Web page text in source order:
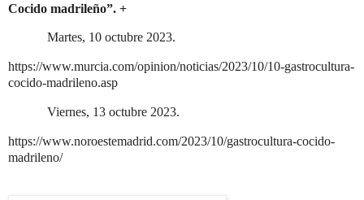
Cocido madrileño”. +
Martes, 10 octubre 2023.
https://www.murcia.com/opinion/noticias/2023/10/10-gastrocultura-
cocido-madrileno.asp
Viernes, 13 octubre 2023.
https://www.noroestemadrid.com/2023/10/gastrocultura-cocido-
madrileno/